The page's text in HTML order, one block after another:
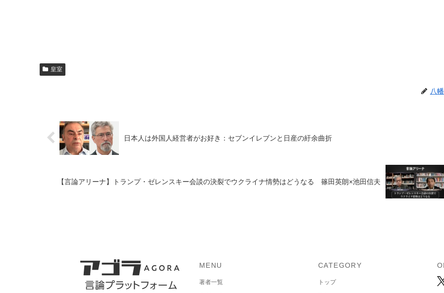
皇室
八
日本人は外国人経営者がお好き：セブンイレブンと日産の紆余曲折
【言論アリーナ】トランプ・ゼレンスキー会談の決裂でウクライナ情勢はどうなる 篠田英朗×池田信夫
MENU
著者一覧
CATEGORY
トップ